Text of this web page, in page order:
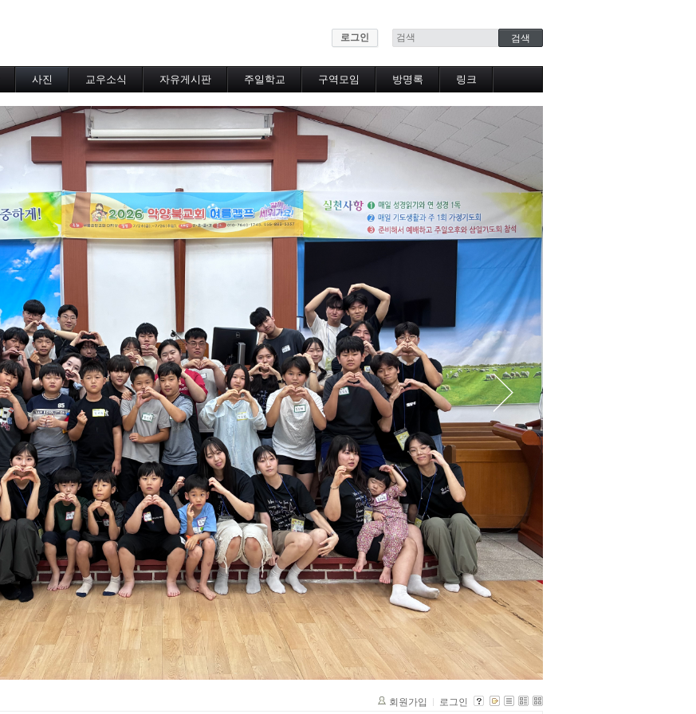
로그인
사진 교우소식 자유게시판 주일학교 구역모임 방명록
링크
회원가입 로그인